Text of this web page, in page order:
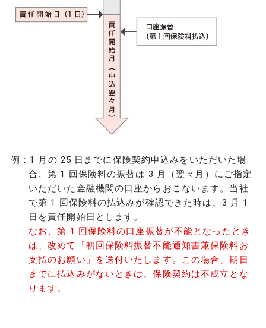
例：1 月の 25 日までに保険契約申込みをいただいた場
合、第 1 回保険料の振替は 3 月（翌々月）にご指定
いただいた金融機関の口座からおこないます。当社
で第 1 回保険料の払込みが確認できた時は、3 月 1
日を責任開始日とします。
なお、第 1 回保険料の口座振替が不能となったとき
は、改めて「初回保険料振替不能通知書兼保険料お
支払のお願い」を送付いたします。この場合、期日
までに払込みがないときは、保険契約は不成立とな
ります。